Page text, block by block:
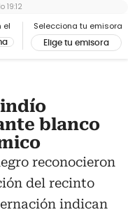
el Selecciona tu emisora
Elige tu emisora
19:12
blanco
reconocieron
del recinto
indican